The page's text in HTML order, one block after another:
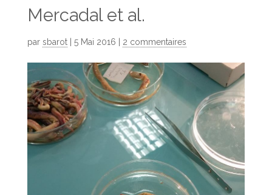
Mercadal et al.
par sbarot| 5 Mai 2016 2 commentaires